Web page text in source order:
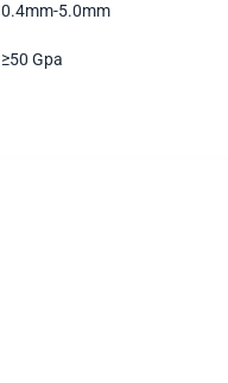
0.4mm-5.0mm
≥50 Gpa